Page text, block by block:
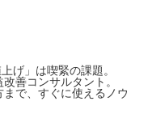
げ」は喫緊の課題。
善コンサルタント。
で、すぐに使えるノウ